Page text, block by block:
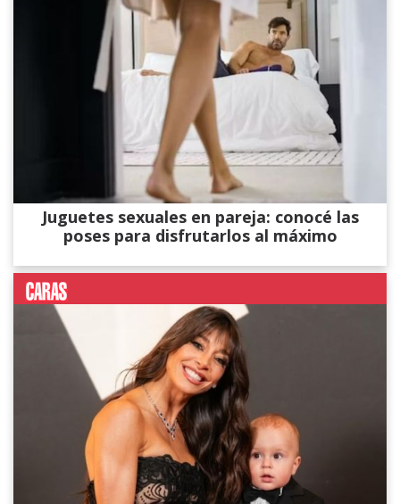
Juguetes sexuales en pareja: conocé las
poses para disfrutarlos al máximo